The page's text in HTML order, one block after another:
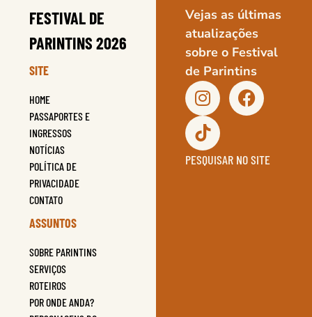
FESTIVAL DE
PARINTINS 2026
SITE
HOME
PASSAPORTES E
INGRESSOS
NOTÍCIAS
POLÍTICA DE
PRIVACIDADE
CONTATO
ASSUNTOS
SOBRE PARINTINS
SERVIÇOS
ROTEIROS
POR ONDE ANDA?
Vejas as últimas
atualizações
sobre o Festival
de Parintins
PESQUISAR NO SITE